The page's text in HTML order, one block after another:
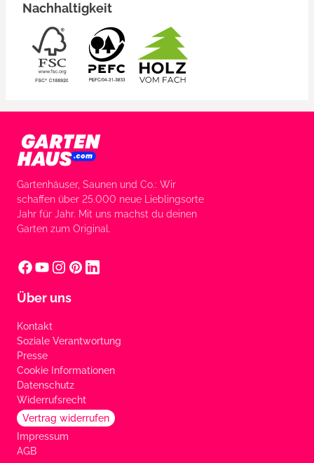
Nachhaltigkeit
Gartenhäuser, Saunen und Co.: Wir
schaffen über 25.000 neue Lieblingsorte
Jahr für Jahr. Mit uns machst du deinen
Garten zum Original.
Über uns
Kontakt
Soziale Verantwortung
Presse
Cookie Informationen
Datenschutz
Widerrufsrecht
Vertrag widerrufen
Impressum
AGB